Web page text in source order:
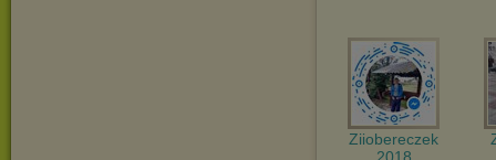
Ziiobereczek
2018